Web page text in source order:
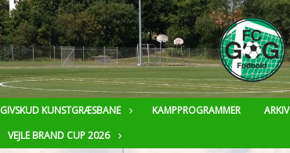
GIVSKUD KUNSTGRÆSBANE KAMPPROGRAMMER ARKIV
VEJLE BRAND CUP 2026